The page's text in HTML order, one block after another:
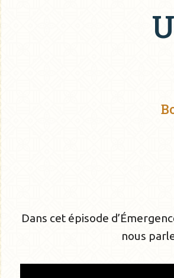
Dans cet épisode
nous